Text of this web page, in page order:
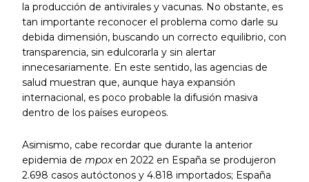
la producción de antivirales y vacunas. No obstante, es
tan importante reconocer el problema como darle su
debida dimensión, buscando un correcto equilibrio, con
transparencia, sin edulcorarla y sin alertar
innecesariamente. En este sentido, las agencias de
salud muestran que, aunque haya expansión
internacional, es poco probable la difusión masiva
dentro de los países europeos.
Asimismo, cabe recordar que durante la anterior
epidemia de mpox en 2022 en España se produjeron
2.698 casos autóctonos y 4.818 importados; España